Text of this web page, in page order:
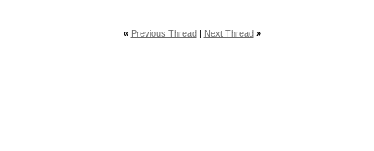
« Previous Thread| Next Thread »